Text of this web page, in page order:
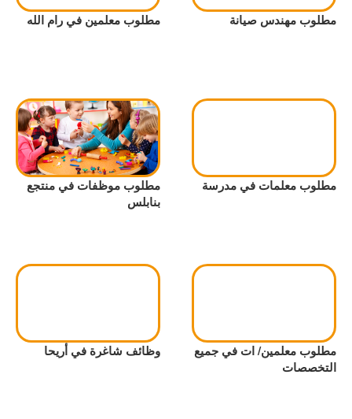
مطلوب مهندس صيانة مطلوب معلمين في رام الله
مطلوب معلمات في مدرسة
مطلوب موظفات في منتجع
بنابلس
مطلوب معلمين/ ات في جميع
التخصصات
وظائف شاغرة في أريحا